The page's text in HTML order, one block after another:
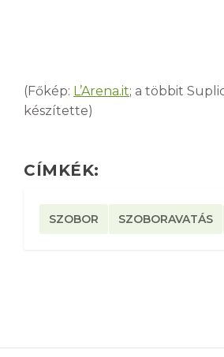
(Főkép: L’Arena.it; a többit
készítette)
CÍMKÉK:
SZOBOR SZOBORAVATÁS